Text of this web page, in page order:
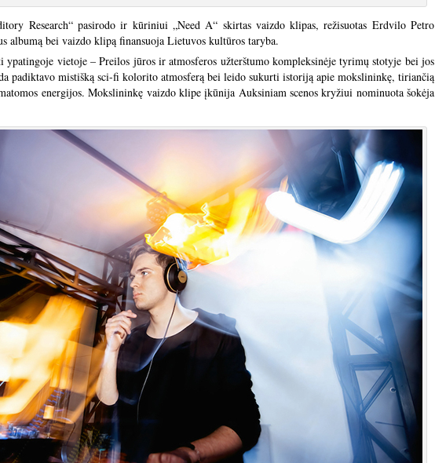
Research“ pasirodo ir kūriniui „Need A“ skirtas vaizdo klipas, režisuotas Erdvilo Petro
albumą bei vaizdo klipą finansuoja Lietuvos kultūros taryba.
vietoje – Preilos jūros ir atmosferos užterštumo kompleksinėje tyrimų stotyje bei jos
padiktavo mistišką sci-fi kolorito atmosferą bei leido sukurti istoriją apie mokslininkę, tiriančią
energijos. Mokslininkę vaizdo klipe įkūnija Auksiniam scenos kryžiui nominuota šokėja